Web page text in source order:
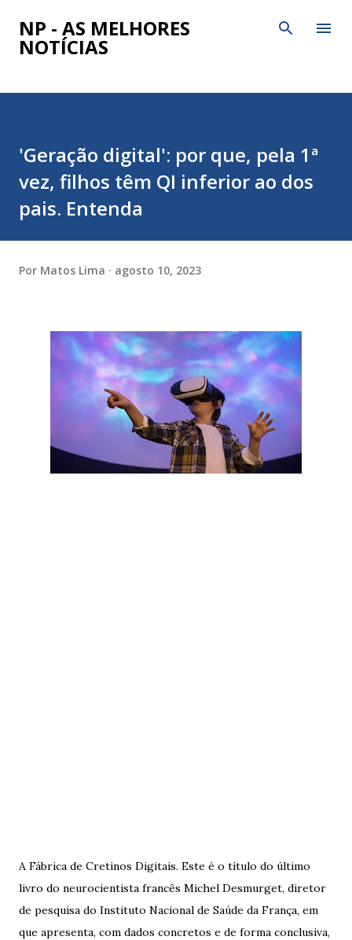
Pular para o conteúdo principal
NP - AS MELHORES
NOTÍCIAS
'Geração digital': por que, pela 1ª
vez, filhos têm QI inferior ao dos
pais. Entenda
Por Matos Lima agosto 10, 2023
A Fábrica de Cretinos Digitais. Este é o título do último
livro do neurocientista francês Michel Desmurget, diretor
de pesquisa do Instituto Nacional de Saúde da França, em
que apresenta, com dados concretos e de forma conclusiva,